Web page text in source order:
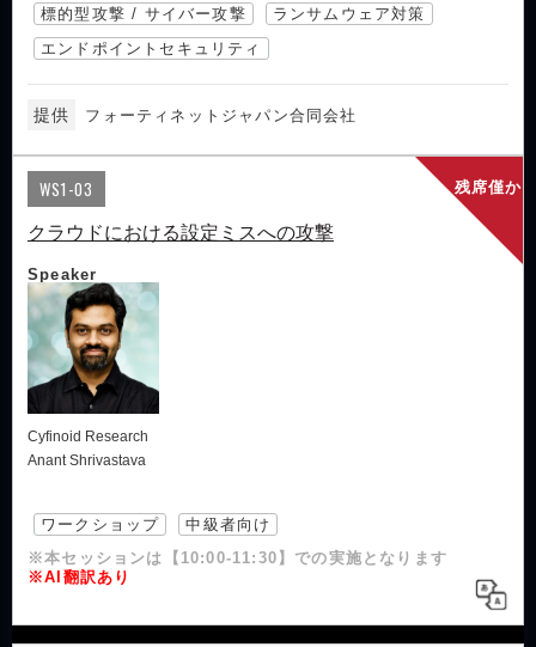
標的型攻撃 / サイバー攻撃
ランサムウェア対策
エンドポイントセキュリティ
提供 フォーティネットジャパン合同会社
残席僅か
WS1-03
クラウドにおける設定ミスへの攻撃
Speaker
Cyfinoid Research
Anant Shrivastava
ワークショップ
中級者向け
※本セッションは【10:00-11:30】での実施となります
※AI翻訳あり